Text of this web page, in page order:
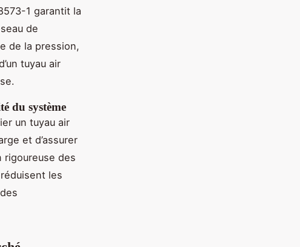
1 garantit la
de
de la pression,
tuyau air
du système
un tuyau air
et d’assurer
rigoureuse des
les